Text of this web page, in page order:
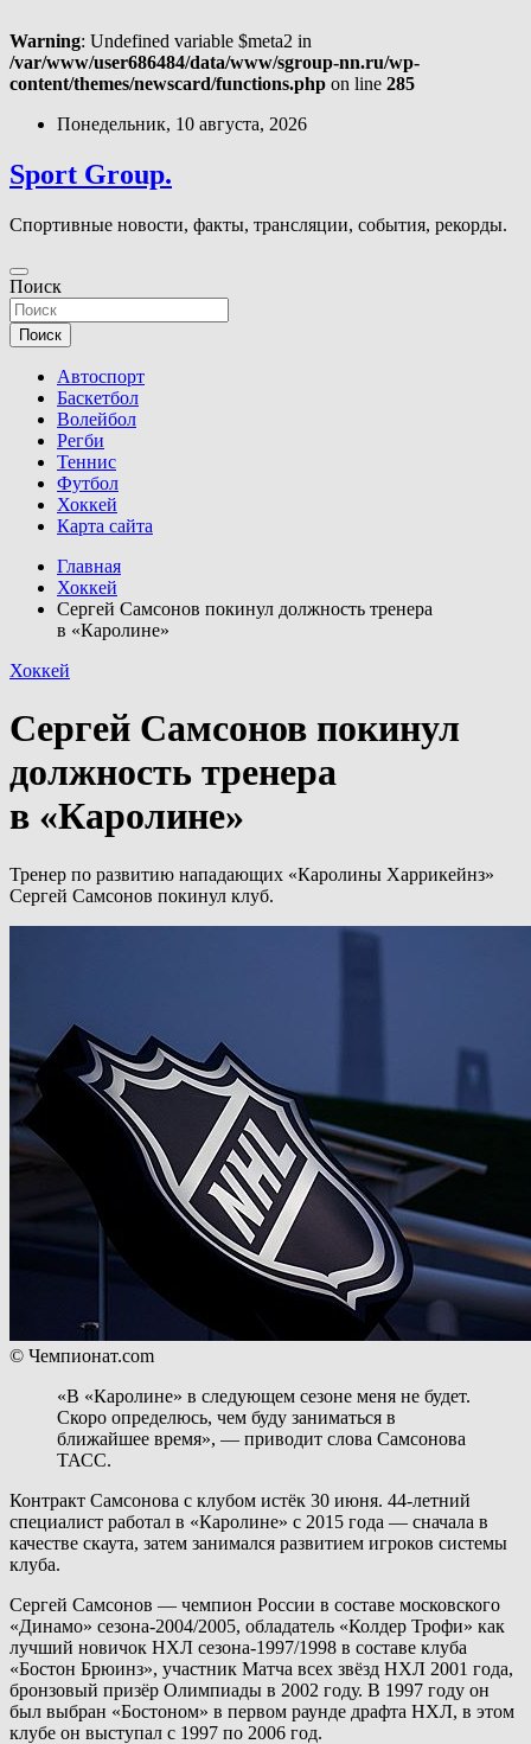
Warning: Undefined variable $meta2 in
/var/www/user686484/data/www/sgroup-nn.ru/wp-
content/themes/newscard/functions.php on line 285
Перейти
содержимому
Понедельник, 10 августа, 2026
Sport Group.
Спортивные новости, факты, трансляции, события, рекорды.
Поиск
Поиск
Автоспорт
Баскетбол
Волейбол
Регби
Теннис
Футбол
Хоккей
Карта сайта
Главная
Хоккей
Сергей Самсонов покинул должность тренера
в «Каролине»
Хоккей
Сергей Самсонов покинул
должность тренера
в «Каролине»
Тренер по развитию нападающих «Каролины Харрикейнз»
Сергей Самсонов покинул клуб.
© Чемпионат.com
«В «Каролине» в следующем сезоне меня не будет.
Скоро определюсь, чем буду заниматься в
ближайшее время», — приводит слова Самсонова
ТАСС.
Контракт Самсонова с клубом истёк 30 июня. 44-летний
специалист работал в «Каролине» с 2015 года — сначала в
качестве скаута, затем занимался развитием игроков системы
клуба.
Сергей Самсонов — чемпион России в составе московского
«Динамо» сезона-2004/2005, обладатель «Колдер Трофи» как
лучший новичок НХЛ сезона-1997/1998 в составе клуба
«Бостон Брюинз», участник Матча всех звёзд НХЛ 2001 года,
бронзовый призёр Олимпиады в 2002 году. В 1997 году он
был выбран «Бостоном» в первом раунде драфта НХЛ, в этом
клубе он выступал с 1997 по 2006 год.